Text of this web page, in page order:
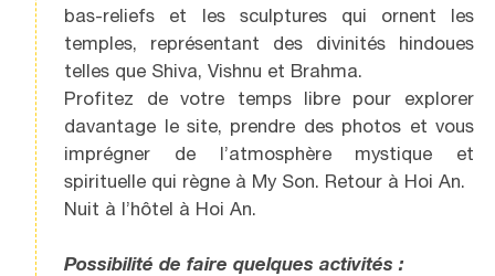
bas-reliefs et les sculptures qui ornent les
temples, représentant des divinités hindoues
telles que Shiva, Vishnu et Brahma.
Profitez de votre temps libre pour explorer
davantage le site, prendre des photos et vous
imprégner de l’atmosphère mystique et
spirituelle qui règne à My Son. Retour à Hoi An.
Nuit à l’hôtel à Hoi An.
Possibilité de faire quelques activités :